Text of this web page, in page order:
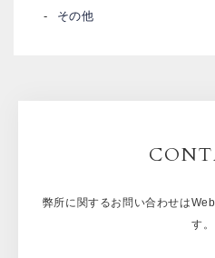
その他
弊所に関するお問い合わせは
す。